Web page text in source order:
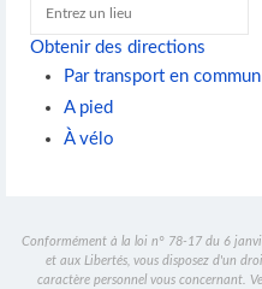
Obtenir des directions
Par transport en commun
A pied
À vélo
Conformément à la loi n° 78-17 du 6
et aux Libertés, vous disposez d'un
caractère personnel vous concernant.